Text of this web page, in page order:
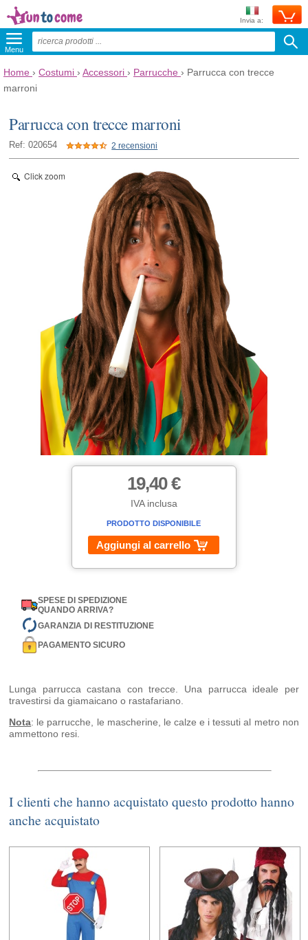
Invia a:
Menu
Home › Costumi › Accessori › Parrucche › Parrucca con trecce
marroni
Parrucca con trecce marroni
Ref: 020654 2 recensioni
Click zoom
19,40 €
IVA inclusa
PRODOTTO DISPONIBILE
Aggiungi al carrello
SPESE DI SPEDIZIONE
QUANDO ARRIVA?
GARANZIA DI RESTITUZIONE
PAGAMENTO SICURO
Lunga parrucca castana con trecce. Una parrucca ideale per
travestirsi da giamaicano o rastafariano.
Nota: le parrucche, le mascherine, le calze e i tessuti al metro non
ammettono resi.
I clienti che hanno acquistato questo prodotto hanno
anche acquistato